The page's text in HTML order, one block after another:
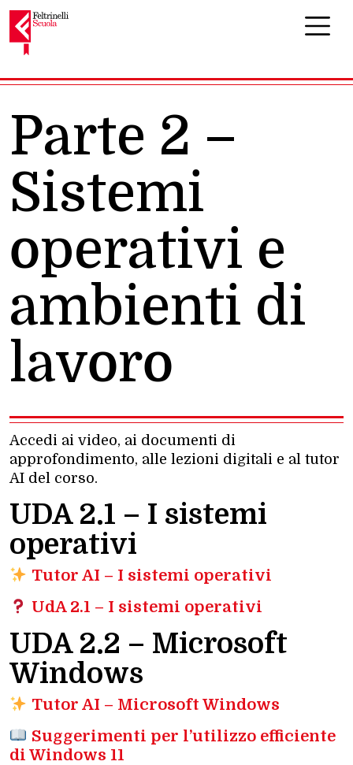
Navigazione principale
Parte 2 –
Sistemi
operativi e
ambienti di
lavoro
Accedi ai video, ai documenti di
approfondimento, alle lezioni digitali e al tutor
AI del corso.
UDA 2.1 – I sistemi
operativi
Tutor AI – I sistemi operativi
UdA 2.1 – I sistemi operativi
UDA 2.2 – Microsoft
Windows
Tutor AI – Microsoft Windows
Suggerimenti per l’utilizzo efficiente
di Windows 11